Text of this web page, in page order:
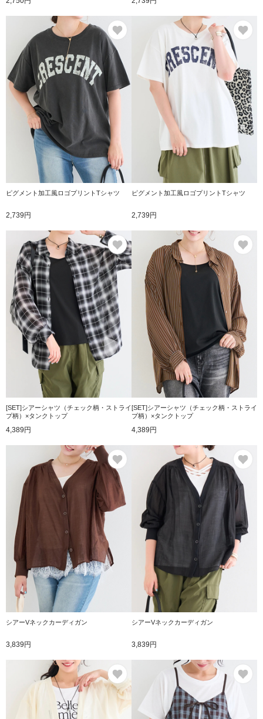
ピグメント加工風ロゴプリントTシャツ
2,739円
ピグメント加工風ロゴプリントTシャツ
2,739円
[SET]シアーシャツ（チェック柄・ストライ
プ柄）×タンクトップ
4,389円
[SET]シアーシャツ（チェック柄・ストライ
プ柄）×タンクトップ
4,389円
シアーVネックカーディガン
3,839円
シアーVネックカーディガン
3,839円